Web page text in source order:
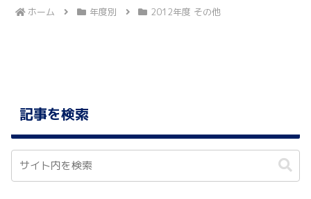
ホーム 年度別 2012年度 その他
記事を検索